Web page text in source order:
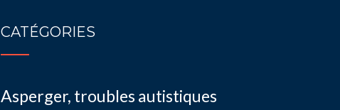
CATÉGORIES
Asperger, troubles autistiques